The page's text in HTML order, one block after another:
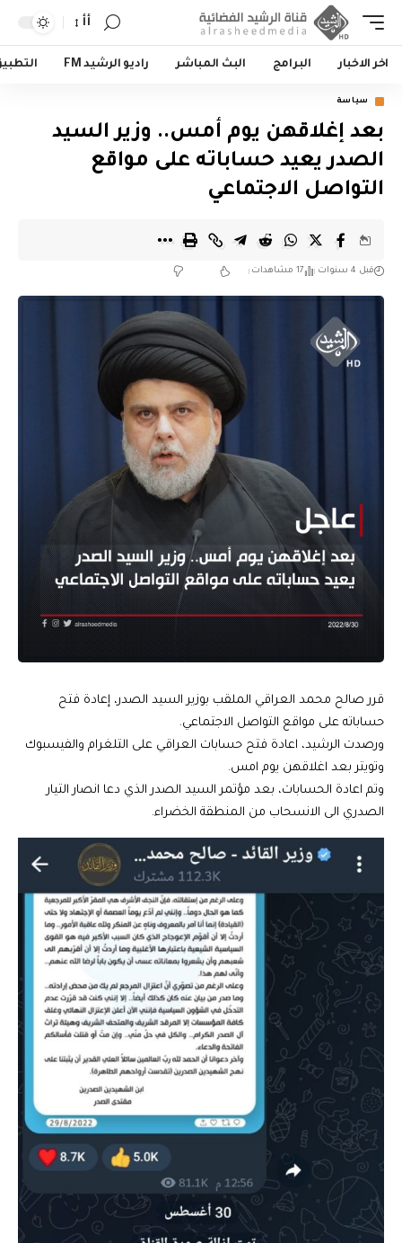
أأ
اخر الاخبار البرامج البث المباشر راديو الرشيد FM
سياسة
بعد إغلاقهن يوم أمس.. وزير السيد
الصدر يعيد حساباته على مواقع
التواصل الاجتماعي
قبل 4 سنوات 17 مشاهدات
قرر صالح محمد العراقي الملقب بوزير السيد الصدر، إعادة فتح
حساباته على مواقع التواصل الاجتماعي.
ورصدت الرشيد، اعادة فتح حسابات العراقي على التلغرام والفيسبوك
وتويتر بعد اغلاقهن يوم امس.
وتم اعادة الحسابات، بعد مؤتمر السيد الصدر الذي دعا انصار التيار
الصدري الى الانسحاب من المنطقة الخضراء.